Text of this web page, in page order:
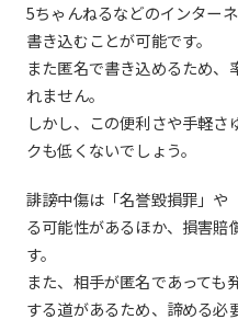
5ちゃんねるなどのインター
書き込むことが可能です。
また匿名で書き込めるため、
れません。
しかし、この便利さや手軽さ
クも低くないでしょう。
誹謗中傷は「名誉毀損罪」や
る可能性があるほか、損害賠
す。
また、相手が匿名であっても
する道があるため、諦める必